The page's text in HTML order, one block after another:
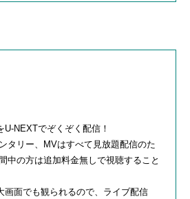
NEXTでぞくぞく配信！
タリー、
MVはすべて見放題配信のた
中の方は追加料金無しで視聴すること
画面でも観られるので、ライブ配信